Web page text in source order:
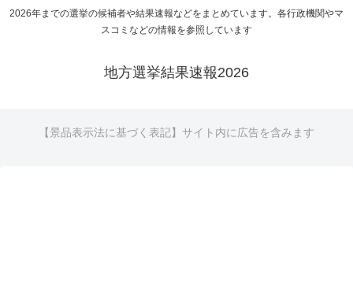
2026年までの選挙の候補者や結果速報などをまとめています。各行政機関やマ
スコミなどの情報を参照しています
地方選挙結果速報2026
【景品表示法に基づく表記】サイト内に広告を含みます